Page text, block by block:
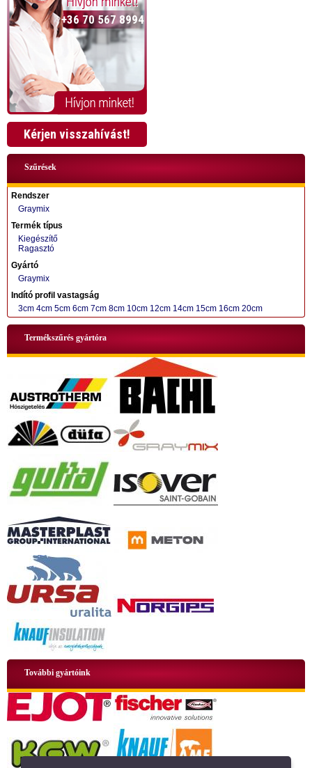
+36 70 567 8994
Kérjen visszahívást!
Szűrések
Rendszer
Graymix
Termék típus
Kiegészítő
Ragasztó
Gyártó
Graymix
Indító profil vastagság
3cm 4cm 5cm 6cm 7cm 8cm 10cm 12cm 14cm 15cm 16cm 20cm
Termékszűrés gyártóra
További gyártóink